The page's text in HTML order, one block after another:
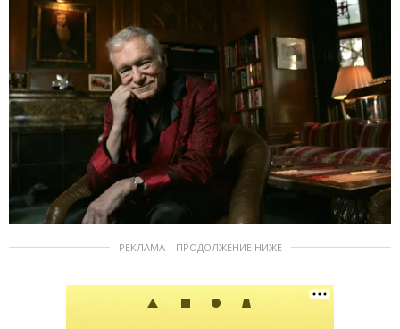
РЕКЛАМА – ПРОДОЛЖЕНИЕ НИЖЕ